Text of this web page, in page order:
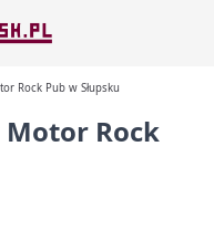
Rock Pub w Słupsku
Rock